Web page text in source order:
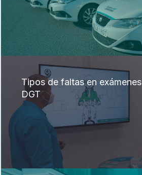
Tipos de faltas en exámenes
DGT